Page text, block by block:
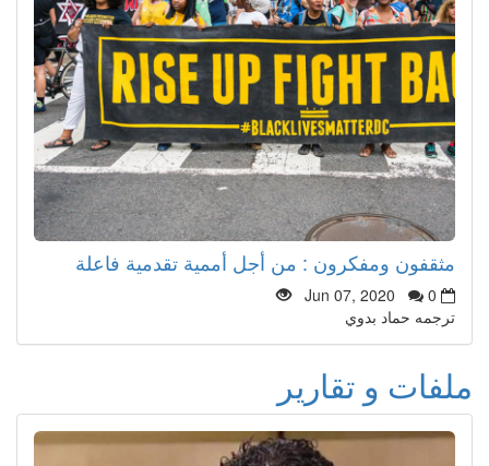
مثقفون ومفكرون : من أجل أممية تقدمية فاعلة
Jun 07, 2020
0
ترجمه حماد بدوي
ملفات و تقارير